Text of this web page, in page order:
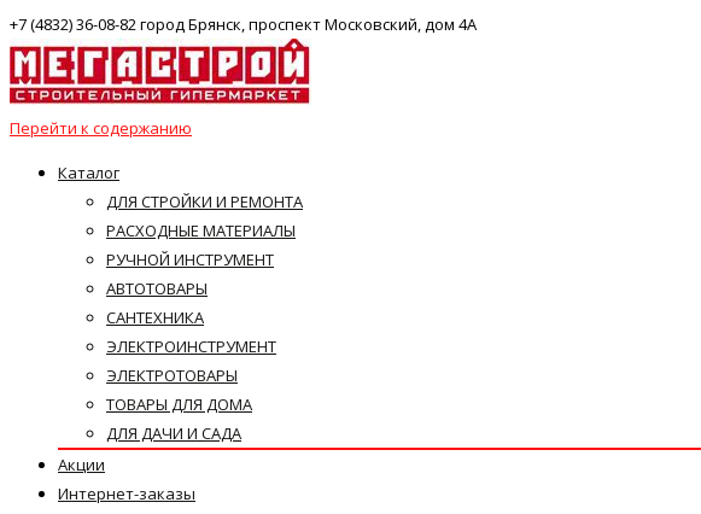
+7 (4832) 36-08-82 город Брянск, проспект Московский, дом 4А
Перейти к содержанию
Каталог
ДЛЯ СТРОЙКИ И РЕМОНТА
РАСХОДНЫЕ МАТЕРИАЛЫ
РУЧНОЙ ИНСТРУМЕНТ
АВТОТОВАРЫ
САНТЕХНИКА
ЭЛЕКТРОИНСТРУМЕНТ
ЭЛЕКТРОТОВАРЫ
ТОВАРЫ ДЛЯ ДОМА
ДЛЯ ДАЧИ И САДА
Акции
Интернет-заказы